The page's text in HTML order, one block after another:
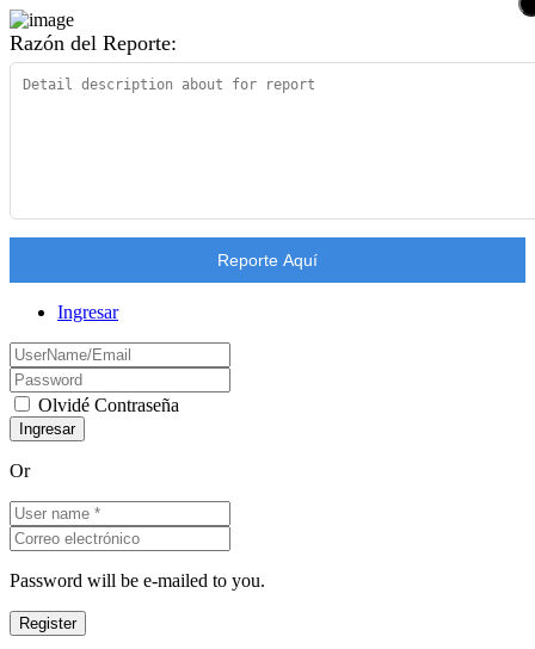
Razón del Reporte:
Reporte Aquí
Ingresar
Olvidé Contraseña
Or
Password will be e-mailed to you.